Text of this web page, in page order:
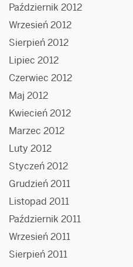
Październik 2012
Wrzesień 2012
Sierpień 2012
Lipiec 2012
Czerwiec 2012
Maj 2012
Kwiecień 2012
Marzec 2012
Luty 2012
Styczeń 2012
Grudzień 2011
Listopad 2011
Październik 2011
Wrzesień 2011
Sierpień 2011